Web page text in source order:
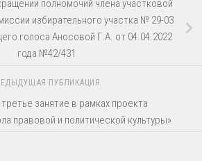
полномочий члена участковой
избирательного участка № 29-03
голоса Аносовой Г.А. от 04.04.2022
года №42/431
ПУБЛИКАЦИЯ
занятие в рамках проекта
правовой и политической культуры»